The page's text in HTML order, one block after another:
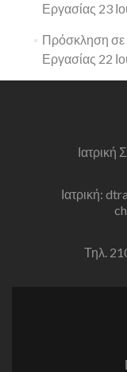
Εργασίας 23
Πρόσκληση σε
Εργασίας 22
Ιατρική:
Τηλ.